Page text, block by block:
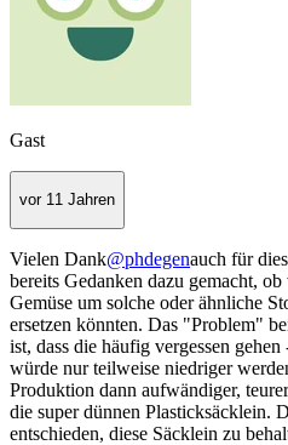
Gast
vor 11 Jahren
Vielen Dank@phdegenauch für
bereits Gedanken dazu gemacht,
Gemüse um solche oder ähnliche
ersetzen könnten. Das "Problem"
ist, dass die häufig vergessen
würde nur teilweise niedriger
Produktion dann aufwändiger,
die super dünnen Plasticksäcklein.
entschieden, diese Säcklein zu